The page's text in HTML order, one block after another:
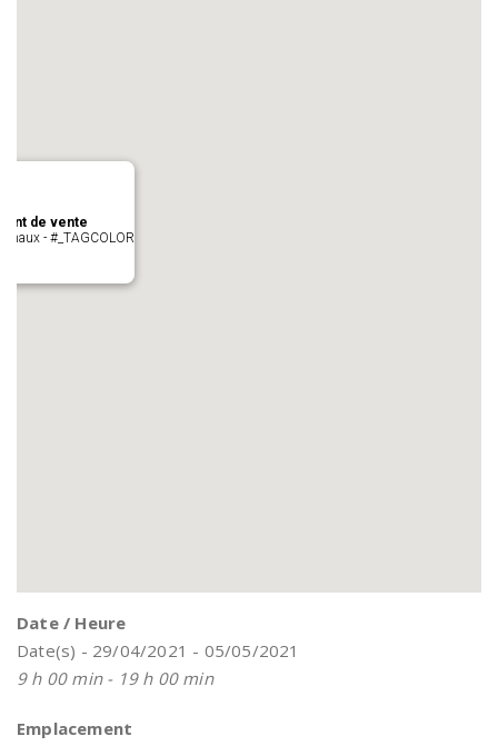
de vente
- #_TAGCOLOR
Date / Heure
Date(s) - 29/04/2021 - 05/05/2021
9 h 00 min - 19 h 00 min
Emplacement